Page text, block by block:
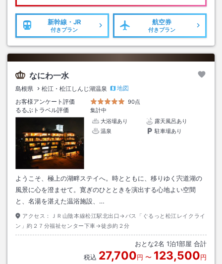
新幹線・JR
付きプラン
航空券
付きプラン
なにわ一水
島根県 松江・松江しんじ湖温泉
地図
お客様アンケート評価
90点
るるぶトラベル評価
集計中
大浴場あり
露天風呂あり
温泉
駐車場あり
ようこそ、極上の湖畔ステイへ。時とともに、移りゆく宍道湖の
風景に心を澄ませて。寛ぎのひとときを演出する心地よい空間
と、名湯を湛えた温浴施設、…
アクセス：
ＪＲ山陰本線松江駅北出口→バス「ぐるっと松江レイクライ
ン」約２７分福祉センター下車→徒歩約２分
おとな2名 1泊1部屋 合計
税込 27,700円 〜 123,500円